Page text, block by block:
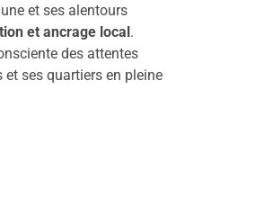
et ses alentours
et ancrage local.
des attentes
ses quartiers en pleine